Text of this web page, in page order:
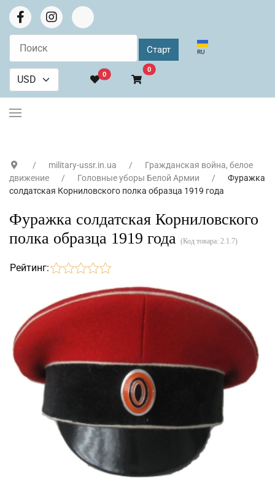
Выберите язык
RU
0
0В корзину
military-ussr.in.ua
Гражданская война, белое
движение
Головные уборы Белой Армии
Фуражка
солдатская Корниловского полка образца 1919 года
Фуражка солдатская Корниловского
полка образца 1919 года (Код товара: 2.1.7)
Рейтинг: